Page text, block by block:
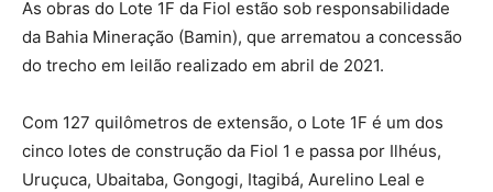
As obras do Lote 1F da Fiol estão sob responsabilidade
da Bahia Mineração (Bamin), que arrematou a concessão
do trecho em leilão realizado em abril de 2021.
Com 127 quilômetros de extensão, o Lote 1F é um dos
cinco lotes de construção da Fiol 1 e passa por Ilhéus,
Uruçuca, Ubaitaba, Gongogi, Itagibá, Aurelino Leal e